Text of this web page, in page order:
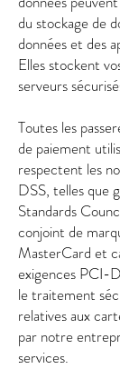
du stockage de
données et des
Elles stockent
serveurs
Toutes les
de paiement
respectent les
DSS, telles que
Standards
conjoint de
MasterCard et
exigences PCI-
le traitement
relatives aux
par notre
services.